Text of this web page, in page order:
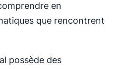
en
que rencontrent
possède des